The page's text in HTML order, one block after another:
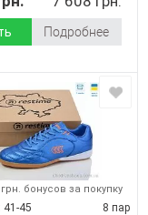
Подробнее
бонусов за покупку
41-45 8 пар